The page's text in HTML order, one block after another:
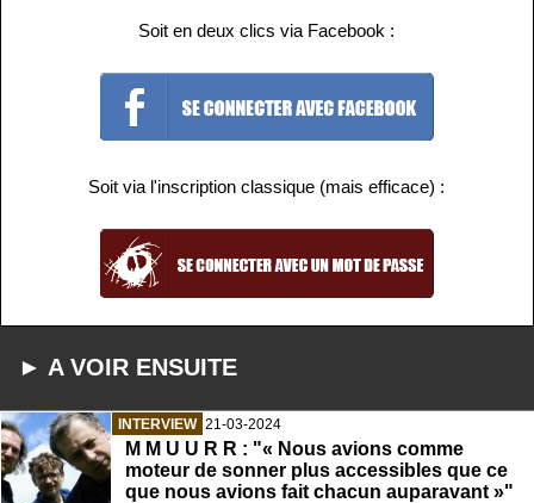
Soit en deux clics via Facebook :
Soit via l'inscription classique (mais efficace) :
► A VOIR ENSUITE
INTERVIEW 21-03-2024
M M U U R R : "« Nous avions comme
moteur de sonner plus accessibles que ce
que nous avions fait chacun auparavant »"